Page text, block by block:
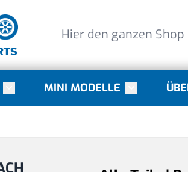
Toggle submenu for BMW Modelle
MINI MODELLE Toggle